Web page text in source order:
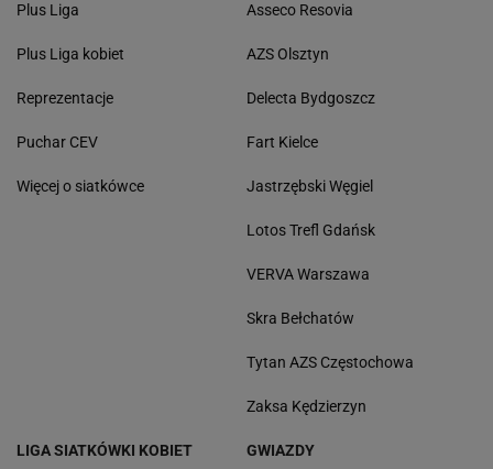
Plus Liga
Plus Liga kobiet
Reprezentacje
Puchar CEV
Więcej o siatkówce
Asseco Resovia
AZS Olsztyn
Delecta Bydgoszcz
Fart Kielce
Jastrzębski Węgiel
Lotos Trefl Gdańsk
VERVA Warszawa
Skra Bełchatów
Tytan AZS Częstochowa
Zaksa Kędzierzyn
LIGA SIATKÓWKI KOBIET GWIAZDY